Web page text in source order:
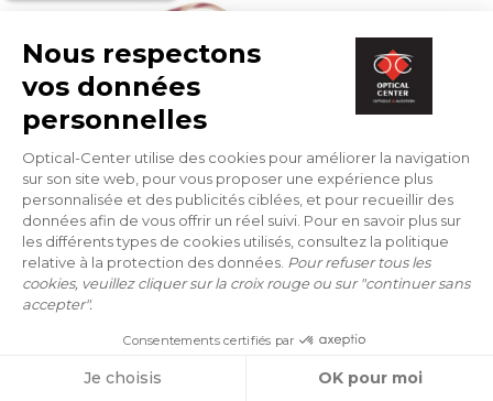
CORRECTIEBRILLEN
LUKKAS
LU 2607 MONCEAU ECAR 54/15
PROBEER ONLINE